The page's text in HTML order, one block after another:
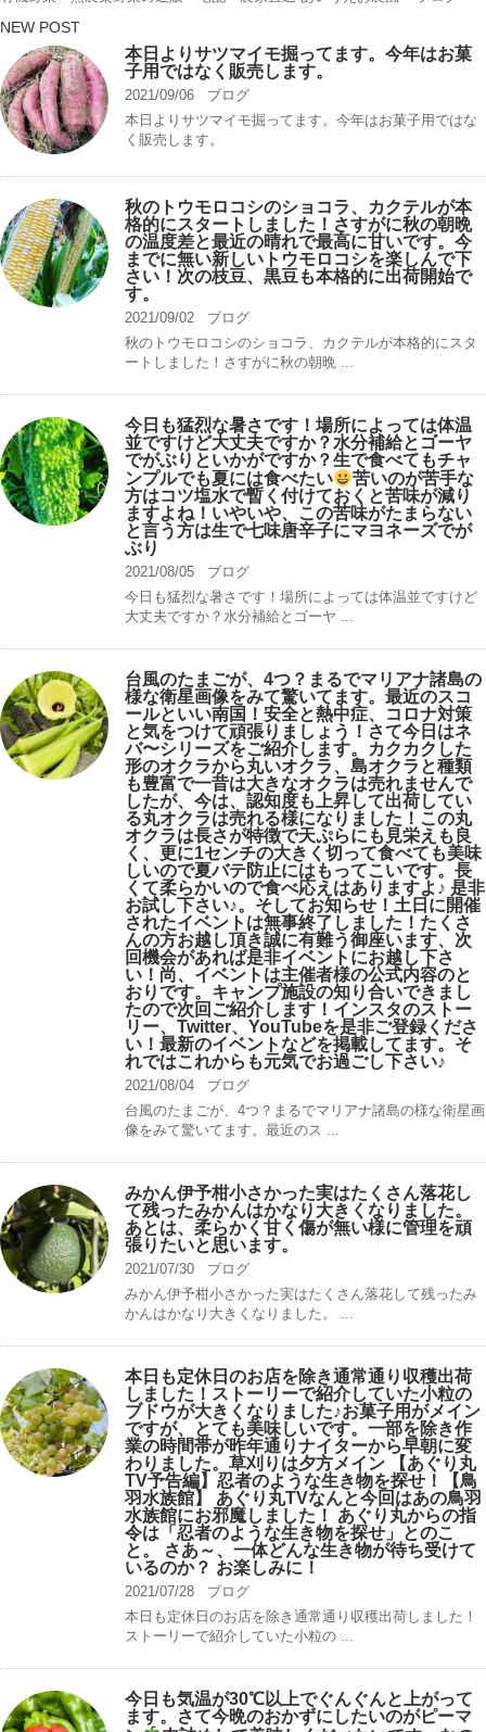
NEW POST
本日よりサツマイモ掘ってます。今年はお菓
子用ではなく販売します。
2021/09/06
ブログ
本日よりサツマイモ掘ってます。今年はお菓子用ではな
く販売します。
秋のトウモロコシのショコラ、カクテルが本
格的にスタートしました！さすがに秋の朝晩
の温度差と最近の晴れで最高に甘いです。今
までに無い新しいトウモロコシを楽しんで下
さい！次の枝豆、黒豆も本格的に出荷開始で
す。
2021/09/02
ブログ
秋のトウモロコシのショコラ、カクテルが本格的にスタ
ートしました！さすがに秋の朝晩 ...
今日も猛烈な暑さです！場所によっては体温
並ですけど大丈夫ですか？水分補給とゴーヤ
でがぶりといかがですか？生で食べてもチャ
ンプルでも夏には食べたい
苦いのが苦手な
方はコツ塩水で暫く付けておくと苦味が減り
ますよね！いやいや、この苦味がたまらない
と言う方は生で七味唐辛子にマヨネーズでが
ぶり
2021/08/05
ブログ
今日も猛烈な暑さです！場所によっては体温並ですけど
大丈夫ですか？水分補給とゴーヤ ...
台風のたまごが、4つ？まるでマリアナ諸島の
様な衛星画像をみて驚いてます。最近のスコ
ールといい南国！安全と熱中症、コロナ対策
と気をつけて頑張りましょう！さて今日はネ
バ〜シリーズをご紹介します。カクカクした
形のオクラから丸いオクラ、島オクラと種類
も豊富で一昔は大きなオクラは売れませんで
したが、今は、認知度も上昇して出荷してい
る丸オクラは売れる様になりました！この丸
オクラは長さが特徴で天ぷらにも見栄えも良
く、更に1センチの大きく切って食べても美味
しいので夏バテ防止にはもってこいです。長
くて柔らかいので食べ応えはありますよ♪ 是非
お試し下さい♪。そしてお知らせ！土日に開催
されたイベントは無事終了しました！たくさ
んの方お越し頂き誠に有難う御座います、次
回機会があれば是非イベントにお越し下さ
い！尚、イベントは主催者様の公式内容のと
おりです。キャンプ️施設の知り合いできまし
たので次回ご紹介します！インスタのストー
リー、Twitter、YouTubeを是非ご登録くださ
い！最新のイベントなどを掲載してます。そ
れではこれからも元気でお過ごし下さい♪
2021/08/04
ブログ
台風のたまごが、4つ？まるでマリアナ諸島の様な衛星画
像をみて驚いてます。最近のス ...
みかん伊予柑小さかった実はたくさん落花し
て残ったみかんはかなり大きくなりました。
あとは、柔らかく甘く傷が無い様に管理を頑
張りたいと思います。
2021/07/30
ブログ
みかん伊予柑小さかった実はたくさん落花して残ったみ
かんはかなり大きくなりました。 ...
本日も定休日のお店を除き通常通り収穫出荷
しました！ストーリーで紹介していた小粒の
ブドウが大きくなりました♪お菓子用がメイン
ですが、とても美味しいです。一部を除き作
業の時間帯が昨年通りナイターから早朝に変
わりました。草刈りは夕方メイン 【あぐり丸
TV予告編】忍者のような生き物を探せ！【鳥
羽水族館】 あぐり丸TVなんと今回はあの鳥羽
水族館にお邪魔しました！ あぐり丸からの指
令は「忍者のような生き物を探せ」とのこ
と。 さあ～、一体どんな生き物が待ち受けて
いるのか？ お楽しみに！
2021/07/28
ブログ
本日も定休日のお店を除き通常通り収穫出荷しました！
ストーリーで紹介していた小粒の ...
今日も気温が30℃以上でぐんぐんと上がって
ます。さて今晩のおかずにしたいのがピーマ